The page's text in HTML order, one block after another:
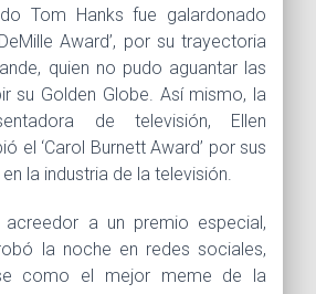
Tom Hanks fue galardonado
Award’, por su trayectoria
quien no pudo aguantar las
su Golden Globe. Así mismo, la
de televisión, Ellen
el ‘Carol Burnett Award’ por sus
la industria de la televisión.
a un premio especial,
la noche en redes sociales,
como el mejor meme de la